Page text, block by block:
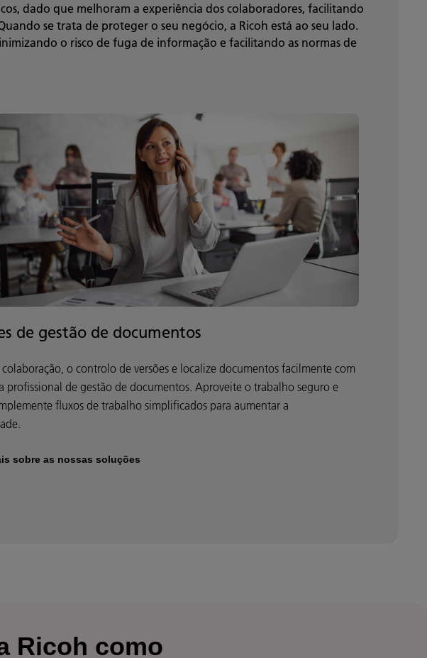
dado que melhoram a experiência dos colaboradores, facilitando
se trata de proteger o seu negócio, a Ricoh está ao seu lado.
o risco de fuga de informação e facilitando as normas de
de gestão de documentos
o controlo de versões e localize documentos facilmente com
profissional de gestão de documentos. Aproveite o trabalho seguro e
fluxos de trabalho simplificados para aumentar a
sobre as nossas soluções
Ricoh como